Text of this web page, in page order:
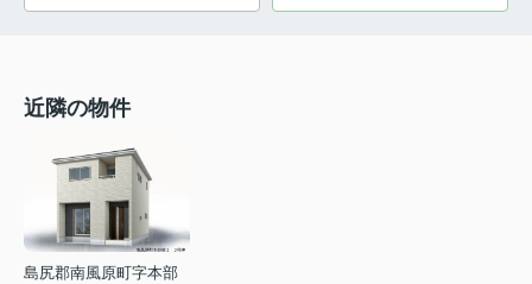
近隣の物件
島尻郡南風原町字本部